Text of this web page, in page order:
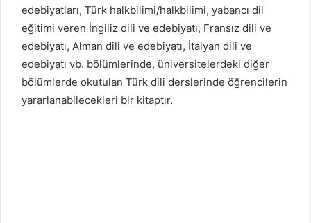
edebiyatları, Türk halkbilimi/halkbilimi, yabancı dil
eğitimi veren İngiliz dili ve edebiyatı, Fransız dili ve
edebiyatı, Alman dili ve edebiyatı, İtalyan dili ve
edebiyatı vb. bölümlerinde, üniversitelerdeki diğer
bölümlerde okutulan Türk dili derslerinde öğrencilerin
yararlanabilecekleri bir kitaptır.